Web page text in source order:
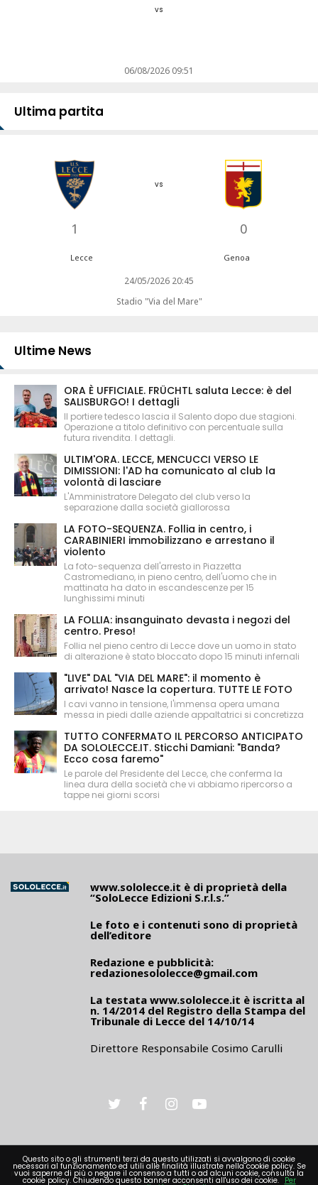
vs
06/08/2026 09:51
Ultima partita
1
vs
0
Lecce Genoa
24/05/2026 20:45
Stadio "Via del Mare"
Ultime News
ORA È UFFICIALE. FRÜCHTL saluta Lecce: è del
SALISBURGO! I dettagli
Il portiere tedesco lascia il Salento dopo due stagioni.
Operazione a titolo definitivo con percentuale sulla
futura rivendita. I dettagli.
ULTIM'ORA. LECCE, MENCUCCI VERSO LE
DIMISSIONI: l'AD ha comunicato al club la
volontà di lasciare
L'Amministratore Delegato del club verso la
separazione dalla società giallorossa
LA FOTO-SEQUENZA. Follia in centro, i
CARABINIERI immobilizzano e arrestano il
violento
La foto-sequenza dell'arresto in Piazzetta
Castromediano, in pieno centro, dell'uomo che in
mattinata ha dato in escandescenze per 15
lunghissimi minuti
LA FOLLIA: insanguinato devasta i negozi del
centro. Preso!
Follia nel pieno centro di Lecce dove un uomo in stato
di alterazione è stato bloccato dopo 15 minuti infernali
"LIVE" DAL "VIA DEL MARE": il momento è
arrivato! Nasce la copertura. TUTTE LE FOTO
I cavi vanno in tensione, l'immensa opera umana
messa in piedi dalle aziende appaltatrici si concretizza
TUTTO CONFERMATO IL PERCORSO ANTICIPATO
DA SOLOLECCE.IT. Sticchi Damiani: "Banda?
Ecco cosa faremo"
Le parole del Presidente del Lecce, che conferma la
linea dura della società che vi abbiamo ripercorso a
tappe nei giorni scorsi
www.sololecce.it è di proprietà della
“SoloLecce Edizioni S.r.l.s.”
Le foto e i contenuti sono di proprietà
dell’editore
Redazione e pubblicità:
redazionesololecce@gmail.com
La testata www.sololecce.it è iscritta al
n. 14/2014 del Registro della Stampa del
Tribunale di Lecce del 14/10/14
Direttore Responsabile Cosimo Carulli
PRIVACY
Questo sito o gli strumenti terzi da questo utilizzati si avvalgono di cookie
necessari al funzionamento ed utili alle finalità illustrate nella cookie policy. Se
vuoi saperne di più o negare il consenso a tutti o ad alcuni cookie, consulta la
cookie policy. Chiudendo questo banner acconsenti all'uso dei cookie. Per